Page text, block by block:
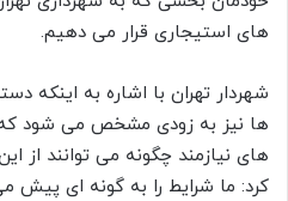
های استیجاری قرار می دهیم.
شهردار تهران با اشاره به اینکه
ها نیز به زودی مشخص می شود که
های نیازمند چگونه می توانند از
کرد: ما شرایط را به گونه ای پیش